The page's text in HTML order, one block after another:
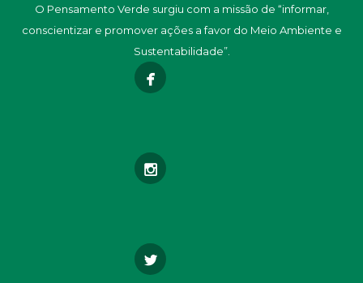
O Pensamento Verde surgiu com a missão de “informar,
conscientizar e promover ações a favor do Meio Ambiente e
Sustentabilidade”.